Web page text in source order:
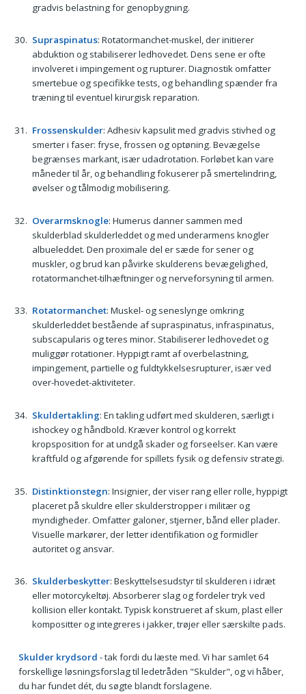
gradvis belastning for genopbygning.
Supraspinatus: Rotatormanchet-muskel, der initierer
abduktion og stabiliserer ledhovedet. Dens sene er ofte
involveret i impingement og rupturer. Diagnostik omfatter
smertebue og specifikke tests, og behandling spænder fra
træning til eventuel kirurgisk reparation.
Frossenskulder: Adhesiv kapsulit med gradvis stivhed og
smerter i faser: fryse, frossen og optøning. Bevægelse
begrænses markant, især udadrotation. Forløbet kan vare
måneder til år, og behandling fokuserer på smertelindring,
øvelser og tålmodig mobilisering.
Overarmsknogle: Humerus danner sammen med
skulderblad skulderleddet og med underarmens knogler
albueleddet. Den proximale del er sæde for sener og
muskler, og brud kan påvirke skulderens bevægelighed,
rotatormanchet-tilhæftninger og nerveforsyning til armen.
Rotatormanchet: Muskel- og seneslynge omkring
skulderleddet bestående af supraspinatus, infraspinatus,
subscapularis og teres minor. Stabiliserer ledhovedet og
muliggør rotationer. Hyppigt ramt af overbelastning,
impingement, partielle og fuldtykkelsesrupturer, især ved
over-hovedet-aktiviteter.
Skuldertakling: En takling udført med skulderen, særligt i
ishockey og håndbold. Kræver kontrol og korrekt
kropsposition for at undgå skader og forseelser. Kan være
kraftfuld og afgørende for spillets fysik og defensiv strategi.
Distinktionstegn: Insignier, der viser rang eller rolle, hyppigt
placeret på skuldre eller skulderstropper i militær og
myndigheder. Omfatter galoner, stjerner, bånd eller plader.
Visuelle markører, der letter identifikation og formidler
autoritet og ansvar.
Skulderbeskytter: Beskyttelsesudstyr til skulderen i idræt
eller motorcykeltøj. Absorberer slag og fordeler tryk ved
kollision eller kontakt. Typisk konstrueret af skum, plast eller
kompositter og integreres i jakker, trøjer eller særskilte pads.
Skulder krydsord - tak fordi du læste med. Vi har samlet 64
forskellige løsningsforslag til ledetråden "Skulder", og vi håber,
du har fundet dét, du søgte blandt forslagene.